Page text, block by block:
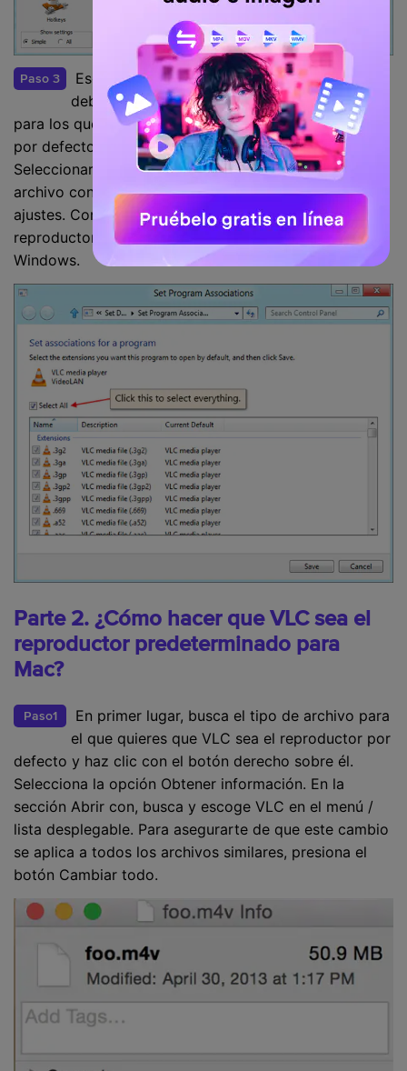
Paso 3
Escoge los tipos de archivo de la lista que
deberían haber aparecido frente a ti ahora,
para los que te gustaría que VLC fuera el reproductor
por defecto, o también puedes ir con la opción
Seleccionar todo para asociar todos los tipos de
archivo con VLC y pulsar Guardar para guardar estos
ajustes. Con esto has convertido a VLC en el
reproductor por defecto de tu computadora con
Windows.
Parte 2. ¿Cómo hacer que VLC sea el
reproductor predeterminado para
Mac?
Paso1
En primer lugar, busca el tipo de archivo para
el que quieres que VLC sea el reproductor por
defecto y haz clic con el botón derecho sobre él.
Selecciona la opción Obtener información. En la
sección Abrir con, busca y escoge VLC en el menú /
lista desplegable. Para asegurarte de que este cambio
se aplica a todos los archivos similares, presiona el
botón Cambiar todo.